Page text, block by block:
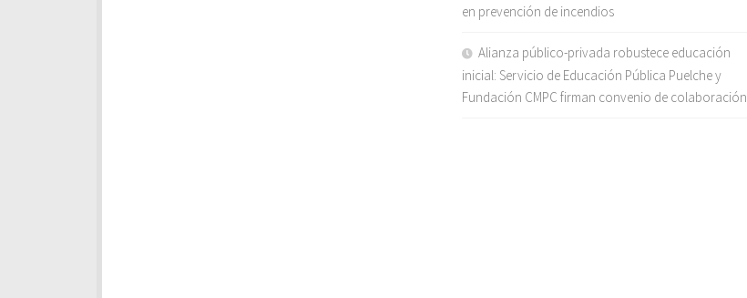
en prevención de incendios
Alianza público-privada robustece educación
inicial: Servicio de Educación Pública Puelche y
Fundación CMPC firman convenio de colaboración